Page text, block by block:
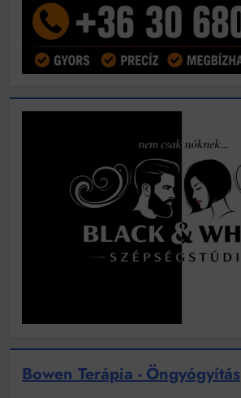
Bowen Terápia - Öngyógyítás